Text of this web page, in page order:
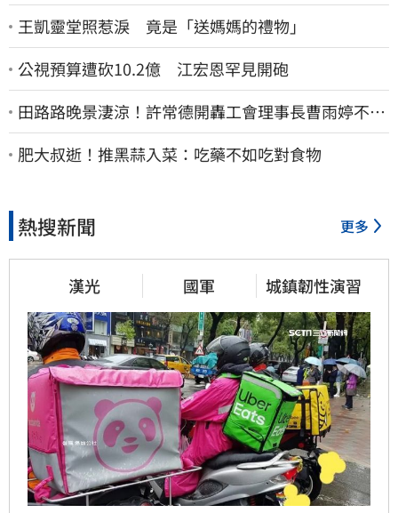
王凱靈堂照惹淚 竟是「送媽媽的禮物」
公視預算遭砍10.2億 江宏恩罕見開砲
田路路晚景淒涼！許常德開轟工會理事長曹雨婷不忍
了：別只包紅包慰問
肥大叔逝！推黑蒜入菜：吃藥不如吃對食物
熱搜新聞 更多
漢光 國軍 城鎮韌性演習